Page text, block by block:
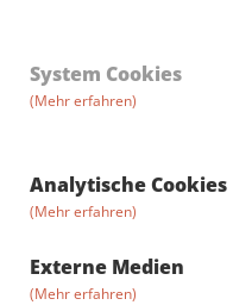
System Cookies
(Mehr erfahren)
Analytische Cookies
(Mehr erfahren)
Externe Medien
(Mehr erfahren)